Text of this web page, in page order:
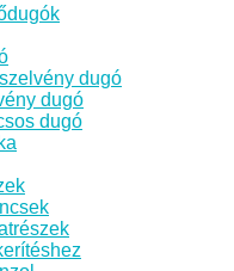
dugó
dugó
dugó